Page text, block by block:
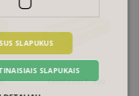
Finnfoam F-400
SLAPUKUS
SLAPUKAIS